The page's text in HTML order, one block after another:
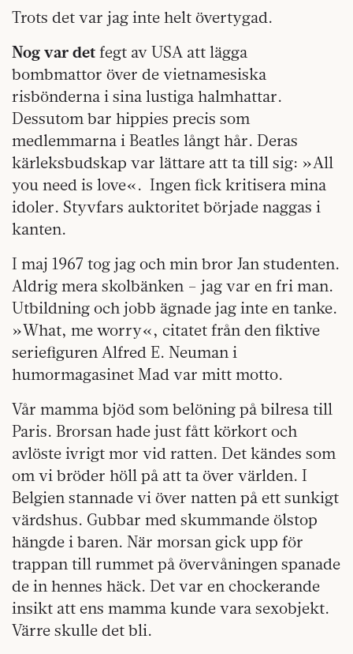
Trots det var jag inte helt övertygad.
Nog var det fegt av USA att lägga
bombmattor över de vietnamesiska
risbönderna i sina lustiga halmhattar.
Dessutom bar hippies precis som
medlemmarna i Beatles långt hår. Deras
kärleksbudskap var lättare att ta till sig: »All
you need is love«. Ingen fick kritisera mina
idoler. Styvfars auktoritet började naggas i
kanten.
I maj 1967 tog jag och min bror Jan studenten.
Aldrig mera skolbänken – jag var en fri man.
Utbildning och jobb ägnade jag inte en tanke.
»What, me worry«, citatet från den fiktive
seriefiguren Alfred E. Neuman i
humormagasinet Mad var mitt motto.
Vår mamma bjöd som belöning på bilresa till
Paris. Brorsan hade just fått körkort och
avlöste ivrigt mor vid ratten. Det kändes som
om vi bröder höll på att ta över världen. I
Belgien stannade vi över natten på ett sunkigt
värdshus. Gubbar med skummande ölstop
hängde i baren. När morsan gick upp för
trappan till rummet på övervåningen spanade
de in hennes häck. Det var en chockerande
insikt att ens mamma kunde vara sexobjekt.
Värre skulle det bli.